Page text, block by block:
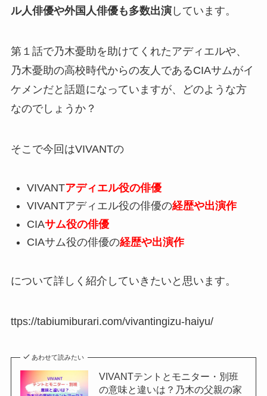
ル人俳優や外国人俳優も多数出演しています。
第１話で乃木憂助を助けてくれたアディエルや、
乃木憂助の高校時代からの友人であるCIAサムがイ
ケメンだと話題になっていますが、どのような方
なのでしょうか？
そこで今回はVIVANTの
VIVANTアディエル役の俳優
VIVANTアディエル役の俳優の経歴や出演作
CIAサム役の俳優
CIAサム役の俳優の経歴や出演作
について詳しく紹介していきたいと思います。
ttps://tabiumiburari.com/vivantingizu-haiyu/
あわせて読みたい
VIVANTテントとモニター・別班
の意味と違いは？乃木の父親の家